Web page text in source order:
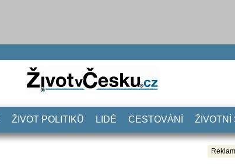
ŽIVOT POLITIKŮ LIDÉ CESTOVÁNÍ ŽIVOTNÍ